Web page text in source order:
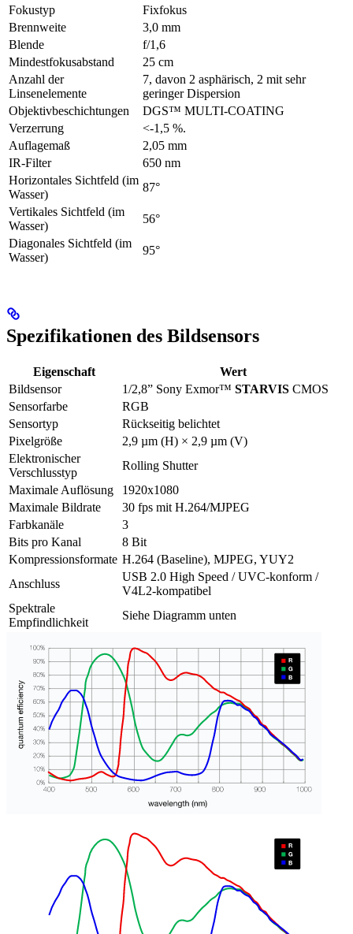
Fokustyp
Fixfokus
Brennweite
3,0 mm
Blende
f/1,6
Mindestfokusabstand
25 cm
Anzahl der
Linsenelemente
7, davon 2 asphärisch, 2 mit sehr
geringer Dispersion
Objektivbeschichtungen
DGS™ MULTI-COATING
Verzerrung
<-1,5 %.
Auflagemaß
2,05 mm
IR-Filter
650 nm
Horizontales Sichtfeld (im
Wasser)
87°
Vertikales Sichtfeld (im
Wasser)
56°
Diagonales Sichtfeld (im
Wasser)
95°
Spezifikationen des Bildsensors
Eigenschaft
Wert
Bildsensor
1/2,8” Sony Exmor™ STARVIS CMOS
Sensorfarbe
RGB
Sensortyp
Rückseitig belichtet
Pixelgröße
2,9 µm (H) × 2,9 µm (V)
Elektronischer
Verschlusstyp
Rolling Shutter
Maximale Auflösung
1920x1080
Maximale Bildrate
30 fps mit H.264/MJPEG
Farbkanäle
3
Bits pro Kanal
8 Bit
Kompressionsformate H.264 (Baseline), MJPEG, YUY2
Anschluss
USB 2.0 High Speed / UVC-konform /
V4L2-kompatibel
Spektrale
Empfindlichkeit
Siehe Diagramm unten